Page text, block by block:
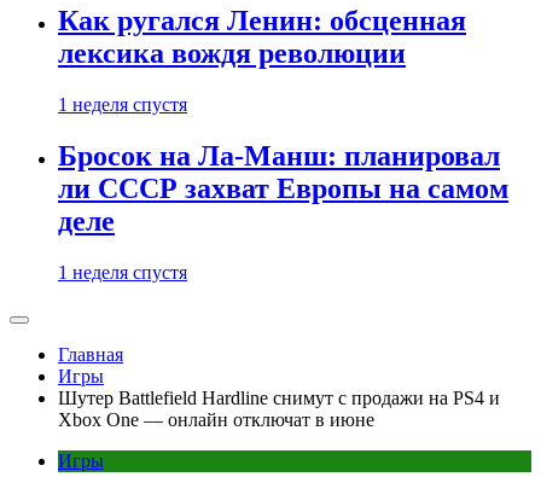
Как ругался Ленин: обсценная
лексика вождя революции
1 неделя спустя
Бросок на Ла-Манш: планировал
ли СССР захват Европы на самом
деле
1 неделя спустя
Главная
Игры
Шутер Battlefield Hardline снимут с продажи на PS4 и
Xbox One — онлайн отключат в июне
Игры